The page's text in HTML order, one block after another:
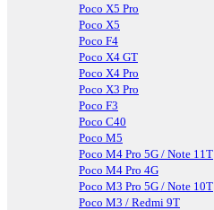
Poco X5 Pro
Poco X5
Poco F4
Poco X4 GT
Poco X4 Pro
Poco X3 Pro
Poco F3
Poco C40
Poco M5
Poco M4 Pro 5G / Note 11T
Poco M4 Pro 4G
Poco M3 Pro 5G / Note 10T
Poco M3 / Redmi 9T